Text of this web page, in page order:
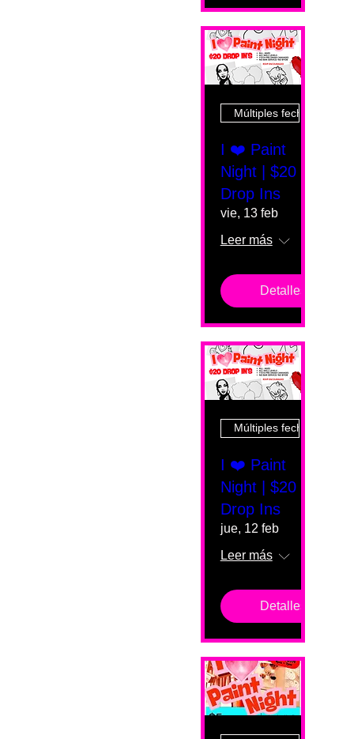
Múltiples fechas
I ❤️ Paint
Night | $20
Drop Ins
vie, 13 feb
Leer más
Detalles
Múltiples fechas
I ❤️ Paint
Night | $20
Drop Ins
jue, 12 feb
Leer más
Detalles